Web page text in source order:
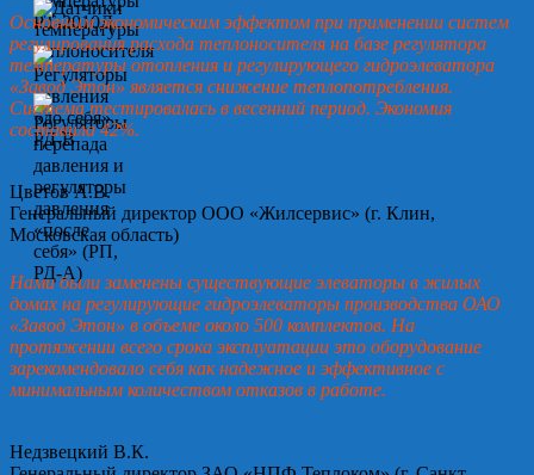
Основным экономическим эффектом при применении систем
регулирования расхода теплоносителя на базе регулятора
температуры отопления и регулирующего гидроэлеватора
«Завод Этон» является снижение теплопотребления.
Система тестировалась в весенний период. Экономия
составила 42%.
Цветов А.В.
Генеральный директор ООО «Жилсервис» (г. Клин,
Московская область)
Нами были заменены существующие элеваторы в жилых
домах на регулирующие гидроэлеваторы производства ОАО
«Завод Этон» в объеме около 500 комплектов. На
протяжении всего срока эксплуатации это оборудование
зарекомендовало себя как надежное и эффективное с
минимальным количеством отказов в работе.
Недзвецкий В.К.